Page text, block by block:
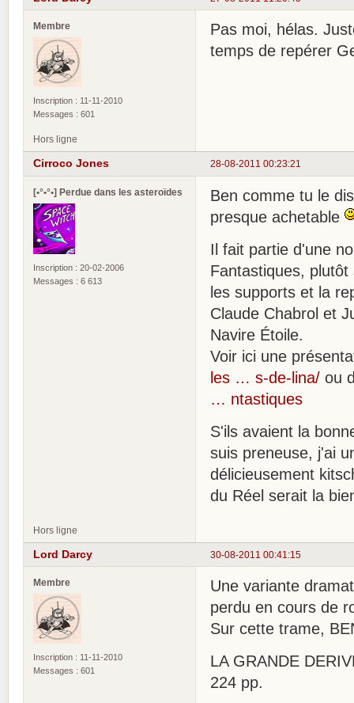
Membre
Inscription : 11-11-2010
Messages : 601
Pas moi, hélas.
temps de repérer
Hors ligne
28-08-2011 00:23:21
Cirroco Jones
[•°•°•] Perdue dans les asteroïdes
Inscription : 20-02-2006
Messages : 6 613
Ben comme tu le
presque achetable
Il fait partie d'une
Fantastiques,
les supports et la
Claude Chabrol et
Navire Étoile.
Voir ici une
les … s-de-lina/ ou
… ntastiques
S'ils avaient la
suis preneuse, j'ai
délicieusement
du Réel serait la
Hors ligne
30-08-2011 00:41:15
Lord Darcy
Membre
Inscription : 11-11-2010
Messages : 601
Une variante
perdu en cours de
Sur cette trame,
LA GRANDE
224 pp.